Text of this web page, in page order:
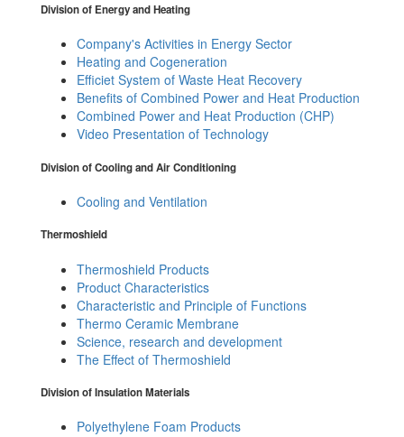
Division of Energy and Heating
Company's Activities in Energy Sector
Heating and Cogeneration
Efficiet System of Waste Heat Recovery
Benefits of Combined Power and Heat Production
Combined Power and Heat Production (CHP)
Video Presentation of Technology
Division of Cooling and Air Conditioning
Cooling and Ventilation
Thermoshield
Thermoshield Products
Product Characteristics
Characteristic and Principle of Functions
Thermo Ceramic Membrane
Science, research and development
The Effect of Thermoshield
Division of Insulation Materials
Polyethylene Foam Products